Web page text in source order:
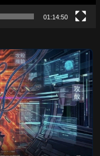
01:14:50